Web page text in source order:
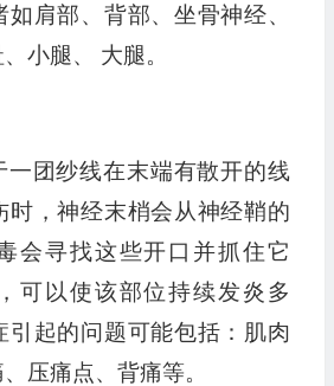
肩部、背部、坐骨神经、
小腿、 大腿。
一团纱线在末端有散开的线
时，神经末梢会从神经鞘的
会寻找这些开口并抓住它
可以使该部位持续发炎多
引起的问题可能包括：肌肉
压痛点、背痛等。